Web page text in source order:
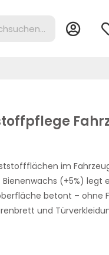
im
(+5%) legt
betont – ohne
und